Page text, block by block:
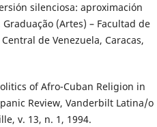
silenciosa: aproximación
(Artes) – Facultad de
de Venezuela, Caracas,
of Afro-Cuban Religion in
Review, Vanderbilt Latina/o
v. 13, n. 1, 1994.